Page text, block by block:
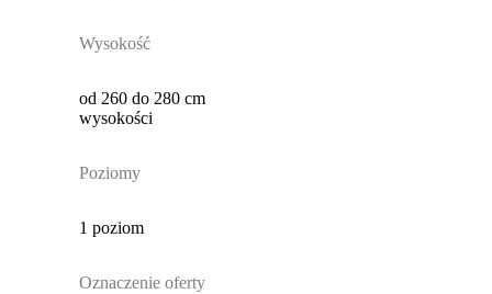
Wysokość
od 260 do 280 cm
wysokości
Poziomy
1 poziom
Oznaczenie oferty